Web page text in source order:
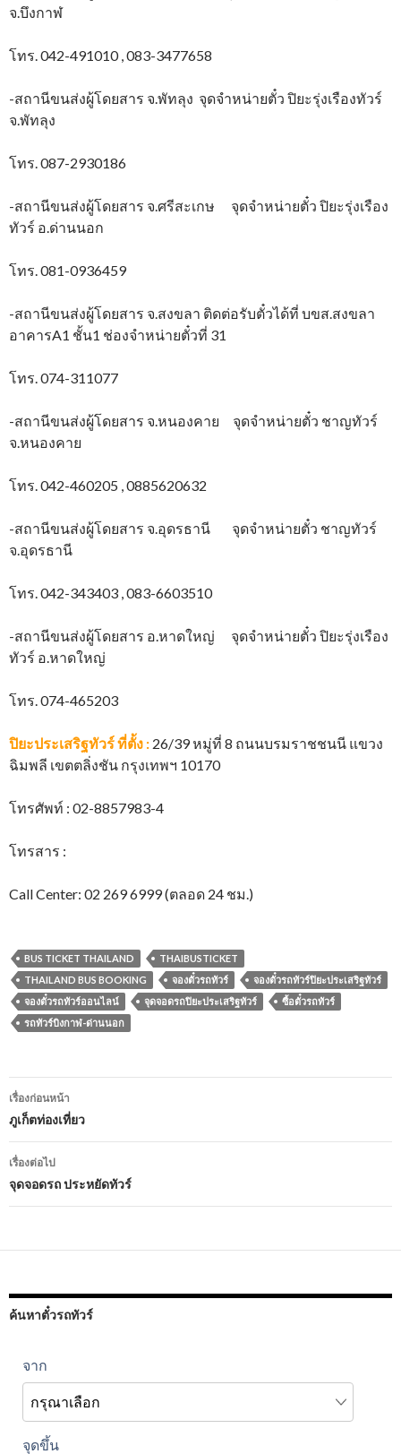
จ.บึงกาฬ
โทร. 042-491010 , 083-3477658
-สถานีขนส่งผู้โดยสาร จ.พัทลุง จุดจำหน่ายตั๋ว ปิยะรุ่งเรืองทัวร์
จ.พัทลุง
โทร. 087-2930186
-สถานีขนส่งผู้โดยสาร จ.ศรีสะเกษ จุดจำหน่ายตั๋ว ปิยะรุ่งเรือง
ทัวร์ อ.ด่านนอก
โทร. 081-0936459
-สถานีขนส่งผู้โดยสาร จ.สงขลา ติดต่อรับตั๋วได้ที่ บขส.สงขลา
อาคารA1 ชั้น1 ช่องจำหน่ายตั๋วที่ 31
โทร. 074-311077
-สถานีขนส่งผู้โดยสาร จ.หนองคาย จุดจำหน่ายตั๋ว ชาญทัวร์
จ.หนองคาย
โทร. 042-460205 , 0885620632
-สถานีขนส่งผู้โดยสาร จ.อุดรธานี จุดจำหน่ายตั๋ว ชาญทัวร์
จ.อุดรธานี
โทร. 042-343403 , 083-6603510
-สถานีขนส่งผู้โดยสาร อ.หาดใหญ่ จุดจำหน่ายตั๋ว ปิยะรุ่งเรือง
ทัวร์ อ.หาดใหญ่
โทร. 074-465203
ปิยะประเสริฐทัวร์ที่ตั้ง : 26/39 หมู่ที่ 8 ถนนบรมราชชนนี แขวง
ฉิมพลี เขตตลิ่งชัน กรุงเทพฯ 10170
โทรศัพท์ : 02-8857983-4
โทรสาร :
Call Center: 02 269 6999 (ตลอด 24 ชม.)
BUS TICKET THAILAND
THAIBUSTICKET
THAILAND BUS BOOKING
จองตั๋วรถทัวร์
จองตั๋วรถทัวร์ปิยะประเสริฐทัวร์
จองตั๋วรถทัวร์ออนไลน์
จุดจอดรถปิยะประเสริฐทัวร์
ซื้อตั๋วรถทัวร์
รถทัวร์บิงกาฬ-ด่านนอก
เมนู
นำทาง
เรื่อง
เรื่องก่อนหน้า
ภูเก็ตท่องเที่ยว
เรื่องต่อไป
จุดจอดรถ ประหยัดทัวร์
ค้นหาตั๋วรถทัวร์